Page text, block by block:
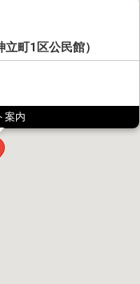
町1区公民館）
案内